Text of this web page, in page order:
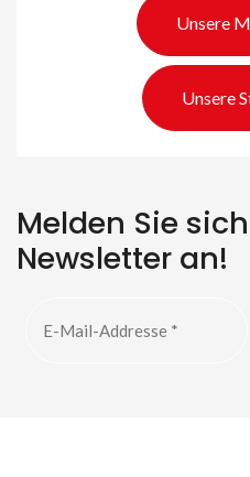
Unsere
Unsere
Melden Sie
Newsletter an!